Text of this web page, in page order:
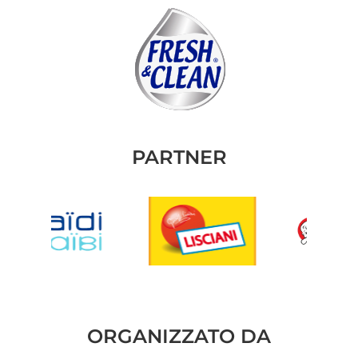
PARTNER
ORGANIZZATO DA